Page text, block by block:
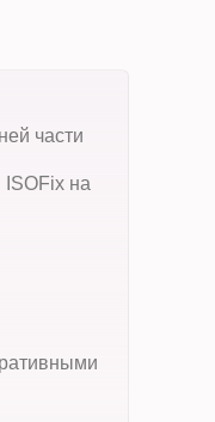
части
ISOFix на